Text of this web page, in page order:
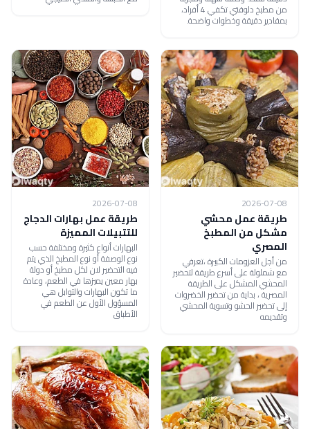
من مطبخ دلوقتي تكفي 4 أفراد،
بمقادير دقيقة وخطوات واضحة.
2026-07-08
طريقة عمل محشي
مشكل من المطبخ
المصري
من أجل العزومات الكبيرة ،تعرفي
مع شملولة على أسرع طريقة لتحضير
المحشي المشكل على الطريقة
المصرية ، بداية من تحضير الخضروات
إلى تحضير الحشو وتسوية المحشي
وتقديمه
2026-07-08
طريقة عمل بهارات الدجاج
للتتبيلات المميزة
البهارات أنواع كثيرة ومختلفة حسب
نوع الوصفة أو نوع المطبخ الذي يتم
فيه التحضير لان لكل مطبخ أو دولة
بهار معين يميزها في الطعم، وعادة
ما تكون البهارات والتوابل هي
المسؤول الأول عن الطعم في
الأطباق